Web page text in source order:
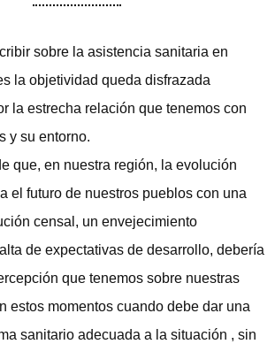
sobre la asistencia sanitaria en
la objetividad queda disfrazada
la estrecha relación que tenemos con
y su entorno.
que, en nuestra región, la evolución
el futuro de nuestros pueblos con una
censal, un envejecimiento
de expectativas de desarrollo, debería
que tenemos sobre nuestras
estos momentos cuando debe dar una
sanitario adecuada a la situación , sin